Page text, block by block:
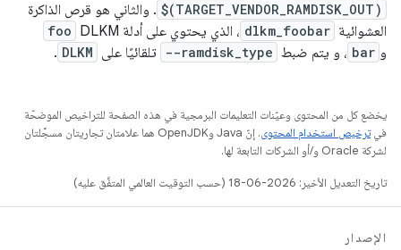
$(TARGET_VENDOR_RAMDISK_OUT) . والثاني هو قرص الذاكرة
العشوائية dlkm_foobar ، الذي يحتوي على أدلة DLKM foo
و bar ، و يتم ضبط --ramdisk_type تلقائيًا على DLKM
.
يخضع كل من المحتوى وعيّنات التعليمات البرمجية في هذه الصفحة للتراخيص الموضحّة
فيترخيص استخدام المحتوى
. إنّ Java وOpenJDK هما علامتان تجاريتان مسجَّلتان
لشركة Oracle و/أو الشركات التابعة لها.
تاريخ التعديل الأخير: 2026-06-18 (حسب التوقيت العالمي المتفَّق عليه)
الإصدار